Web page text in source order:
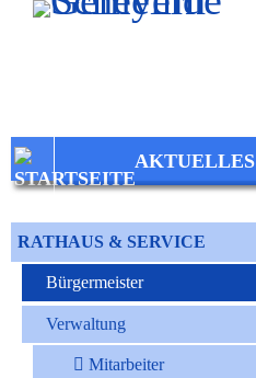
Zum Inhalt,zur Navigationoder
AKTUELLES
RATHAUS & SERVICE
Bürgermeister
Verwaltung
Mitarbeiter